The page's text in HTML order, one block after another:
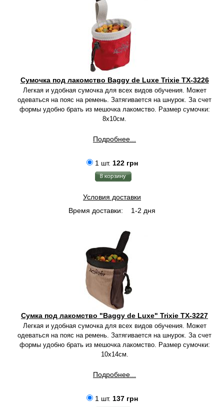
Сумочка под лакомство Baggy de Luxe Trixie TX-3226
Легкая и удобная сумочка для всех видов обучения. Может
одеваться на пояс на ремень. Затягивается на шнурок. За счет
формы удобно брать из мешочка лакомство. Размер сумочки:
8х10см.
Подробнее...
1 шт. 122 грн
Условия доставки
Время доставки:
1-2 дня
Сумка под лакомство "Baggy de Luxe" Trixie TX-3227
Легкая и удобная сумочка для всех видов обучения. Может
одеваться на пояс на ремень. Затягивается на шнурок. За счет
формы удобно брать из мешочка лакомство. Размер сумочки:
10х14см.
Подробнее...
1 шт. 137 грн